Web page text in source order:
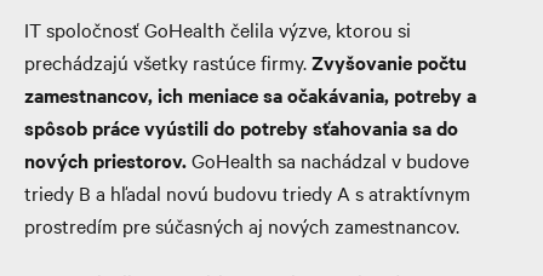
IT spoločnosť GoHealth čelila výzve, ktorou si
prechádzajú všetky rastúce firmy.Zvyšovanie počtu
zamestnancov, ich meniace sa očakávania, potreby a
spôsob práce vyústili do potreby sťahovania sa do
nových priestorov.GoHealth sa nachádzal v budove
triedy B a hľadal novú budovu triedy A s atraktívnym
prostredím pre súčasných aj nových zamestnancov.